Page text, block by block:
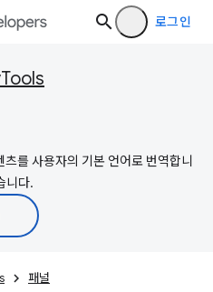
로그인
를 사용자의 기본 언어로 번역합니
니다.
패널